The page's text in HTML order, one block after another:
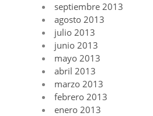
septiembre 2013
agosto 2013
julio 2013
junio 2013
mayo 2013
abril 2013
marzo 2013
febrero 2013
enero 2013